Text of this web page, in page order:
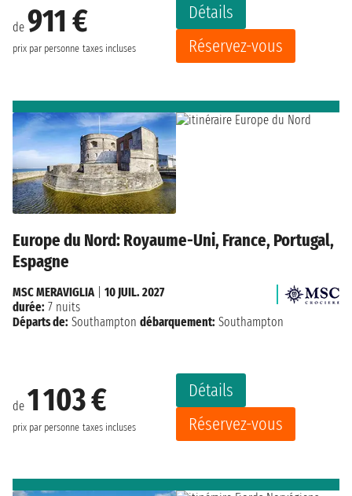
de 911 €
prix par personne taxes incluses
Détails
Réservez-vous
Europe du Nord: Royaume-Uni, France, Portugal,
Espagne
de 1 103 €
prix par personne taxes incluses
Détails
Réservez-vous
MSC MERAVIGLIA| 10 JUIL. 2027
durée: 7 nuits
Départs de: Southampton débarquement: Southampton